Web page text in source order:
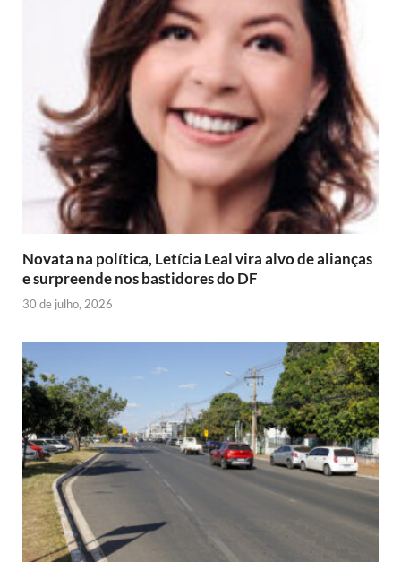
Novata na política, Letícia Leal vira alvo de alianças
e surpreende nos bastidores do DF
30 de julho, 2026